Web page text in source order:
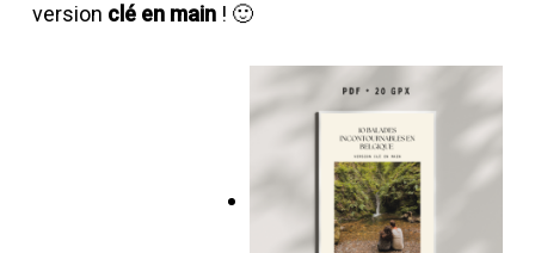
version clé en main! 🙂